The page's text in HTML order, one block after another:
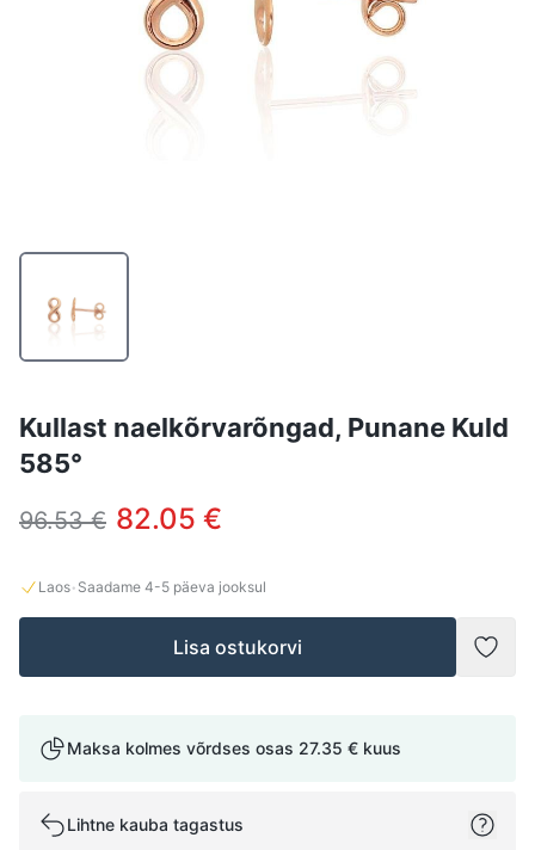
Kullast naelkõrvarõngad, Punane Kuld
585°
96.53 € 82.05 €
Laos· Saadame 4-5 päeva jooksul
Lisa ostukorvi
Maksa kolmes võrdses osas 27.35 € kuus
Lihtne kauba tagastus